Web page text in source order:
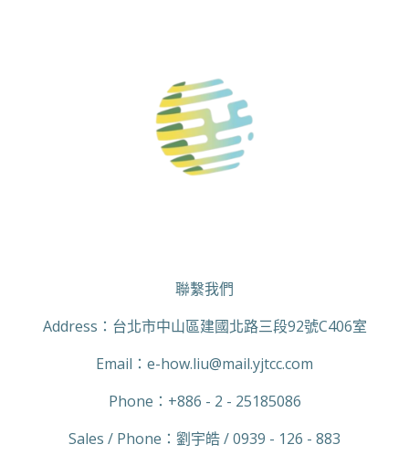
聯繫我們
Address：台北市中山區建國北路三段92號C406室
Email： e-how.liu@mail.yjtcc.com
Phone：+886 - 2 - 25185086
Sales / Phone：劉宇皓 / 0939 - 126 - 883